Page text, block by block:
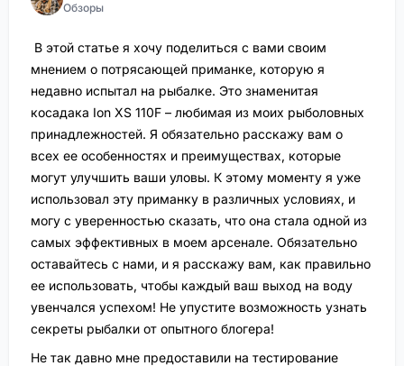
Обзоры
В этой статье я хочу поделиться с вами своим
мнением о потрясающей приманке, которую я
недавно испытал на рыбалке. Это знаменитая
косадака Ion XS 110F – любимая из моих рыболовных
принадлежностей. Я обязательно расскажу вам о
всех ее особенностях и преимуществах, которые
могут улучшить ваши уловы. К этому моменту я уже
использовал эту приманку в различных условиях, и
могу с уверенностью сказать, что она стала одной из
самых эффективных в моем арсенале. Обязательно
оставайтесь с нами, и я расскажу вам, как правильно
ее использовать, чтобы каждый ваш выход на воду
увенчался успехом! Не упустите возможность узнать
секреты рыбалки от опытного блогера!
Не так давно мне предоставили на тестирование